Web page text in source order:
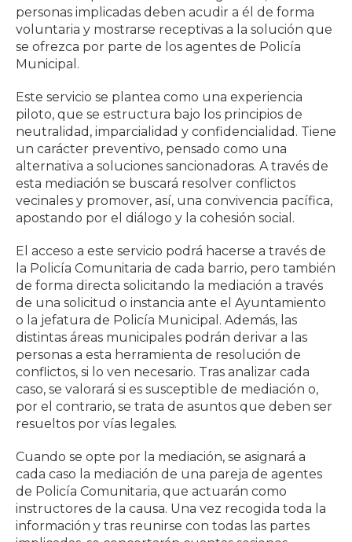
personas implicadas deben acudir a él de forma
voluntaria y mostrarse receptivas a la solución que
se ofrezca por parte de los agentes de Policía
Municipal.
Este servicio se plantea como una experiencia
piloto, que se estructura bajo los principios de
neutralidad, imparcialidad y confidencialidad. Tiene
un carácter preventivo, pensado como una
alternativa a soluciones sancionadoras. A través de
esta mediación se buscará resolver conflictos
vecinales y promover, así, una convivencia pacífica,
apostando por el diálogo y la cohesión social.
El acceso a este servicio podrá hacerse a través de
la Policía Comunitaria de cada barrio, pero también
de forma directa solicitando la mediación a través
de una solicitud o instancia ante el Ayuntamiento
o la jefatura de Policía Municipal. Además, las
distintas áreas municipales podrán derivar a las
personas a esta herramienta de resolución de
conflictos, si lo ven necesario. Tras analizar cada
caso, se valorará si es susceptible de mediación o,
por el contrario, se trata de asuntos que deben ser
resueltos por vías legales.
Cuando se opte por la mediación, se asignará a
cada caso la mediación de una pareja de agentes
de Policía Comunitaria, que actuarán como
instructores de la causa. Una vez recogida toda la
información y tras reunirse con todas las partes